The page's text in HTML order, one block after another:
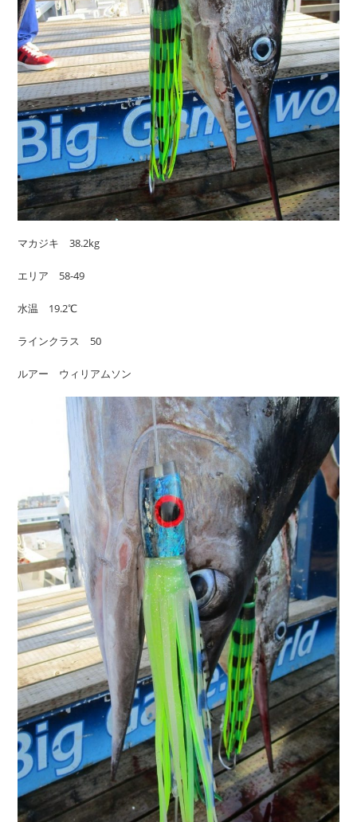
マカジキ 38.2kg
エリア 58-49
水温 19.2℃
ラインクラス 50
ルアー ウィリアムソン